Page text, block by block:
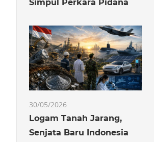
Simpul Perkara Pidana
30/05/2026
Logam Tanah Jarang,
Senjata Baru Indonesia